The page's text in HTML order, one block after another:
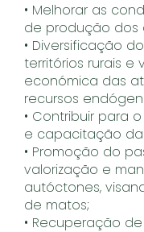
• Melhorar as
de produção dos
• Diversificação
territórios rurais e
económica das
recursos
• Contribuir para
e capacitação
• Promoção do
valorização e
autóctones,
de matos;
• Recuperação